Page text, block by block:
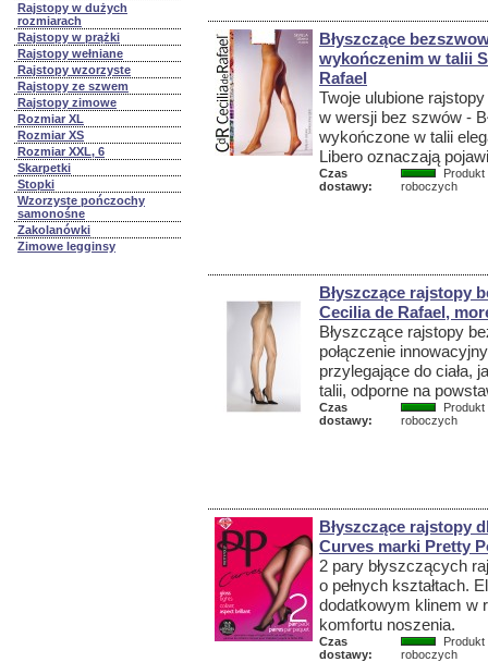
Rajstopy w dużych
rozmiarach
Rajstopy w prążki
Rajstopy wełniane
Rajstopy wzorzyste
Rajstopy ze szwem
Rajstopy zimowe
Rozmiar XL
Rozmiar XS
Rozmiar XXL, 6
Skarpetki
Stopki
Wzorzyste pończochy
samonośne
Zakolanówki
Zimowe legginsy
Błyszczące
wykończenim w talii
Rafael
Twoje ulubione
w wersji bez szwów -
wykończone w talii
Libero oznaczają
Czas
dostawy:
roboczych
Błyszczące rajstopy
Cecilia de Rafael,
Błyszczące rajstopy
połączenie
przylegające do ciała,
talii, odporne na
Czas
dostawy:
roboczych
Błyszczące rajstopy
Curves marki Pretty
2 pary błyszczących
o pełnych kształtach.
dodatkowym klinem w
komfortu noszenia.
Czas
dostawy:
roboczych